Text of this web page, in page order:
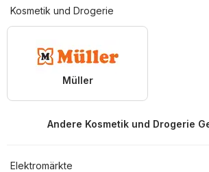
Kosmetik und Drogerie
Müller
Andere Kosmetik und Drogerie
Elektromärkte